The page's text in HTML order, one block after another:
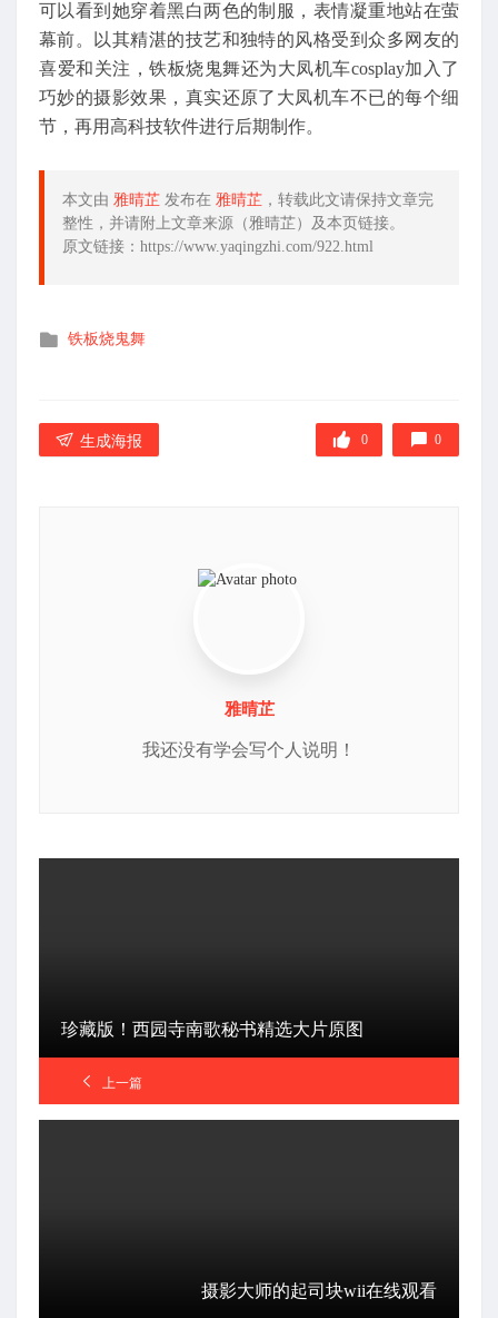
可以看到她穿着黑白两色的制服，表情凝重地站在萤
幕前。以其精湛的技艺和独特的风格受到众多网友的
喜爱和关注，铁板烧鬼舞还为大凤机车cosplay加入了
巧妙的摄影效果，真实还原了大凤机车不已的每个细
节，再用高科技软件进行后期制作。
本文由 雅晴芷 发布在 雅晴芷 ，转载此文请保持文章完
整性，并请附上文章来源（雅晴芷）及本页链接。
原文链接：https://www.yaqingzhi.com/922.html
发
铁板烧鬼舞
生成海报 0 0
雅晴芷
我还没有学会写个人说明！
珍藏版！西园寺南歌秘书精选大片原图
上一篇
摄影大师的起司块wii在线观看